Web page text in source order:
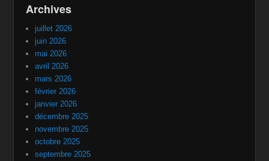
Archives
juillet 2026
juin 2026
mai 2026
avril 2026
mars 2026
février 2026
janvier 2026
décembre 2025
novembre 2025
octobre 2025
septembre 2025